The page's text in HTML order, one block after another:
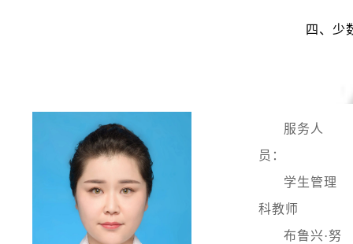
四、少
服务人
员：
学生管理
科教师
布鲁兴·努